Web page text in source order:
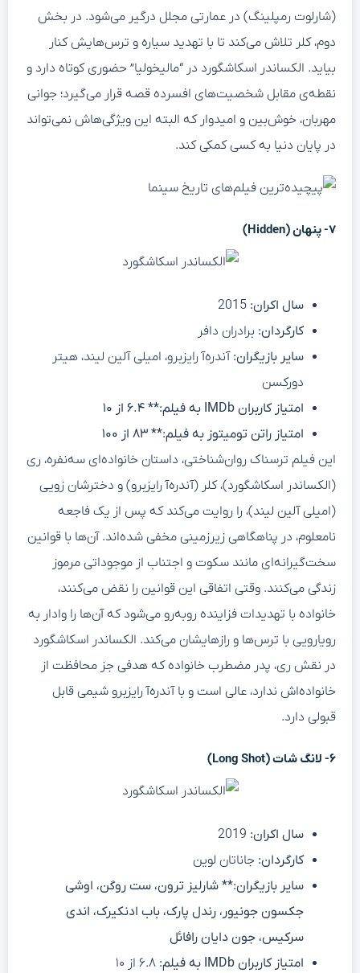
(شارلوت رمپلینگ) در عمارتی مجلل درگیر می‌شود. در بخش
دوم، کلر تلاش می‌کند تا با تهدید سیاره و ترس‌هایش کنار
بیاید. الکساندر اسکاشگورد در “مالیخولیا” حضوری کوتاه دارد و
نقطه‌ی مقابل شخصیت‌های افسرده قصه قرار می‌گیرد؛ جوانی
مهربان، خوش‌بین و امیدوار که البته این ویژگی‌هاش نمی‌تواند
در پایان دنیا به کسی کمکی کند.
۷- پنهان (Hidden)
سال اکران:
کارگردان: برادران دافر
سایر بازیگران: آندره‌آ رایزبرو، امیلی آلین لیند، هیتر
دورکسن
امتیاز کاربران IMDb به فیلم:** ۶.۴ از ۱۰
امتیاز راتن تومیتوز به فیلم:** ۸۳ از ۱۰۰
این فیلم ترسناک روان‌شناختی، داستان خانواده‌ای سه‌نفره، ری
(الکساندر اسکاشگورد)، کلر (آندره‌آ رایزبرو) و دخترشان زویی
(امیلی آلین لیند)، را روایت می‌کند که پس از یک فاجعه
نامعلوم، در پناهگاهی زیرزمینی مخفی شده‌اند. آن‌ها با قوانین
سخت‌گیرانه‌ای مانند سکوت و اجتناب از موجوداتی مرموز
زندگی می‌کنند. وقتی اتفاقی این قوانین را نقض می‌کنند،
خانواده با تهدیدات فزاینده روبه‌رو می‌شود که آن‌ها را وادار به
رویارویی با ترس‌ها و رازهایشان می‌کند. الکساندر اسکاشگورد
در نقش ری، پدر مضطرب خانواده که هدفی جز محافظت از
خانواده‌اش ندارد، عالی است و با آندره‌آ رایزبرو شیمی قابل
قبولی دارد.
۶- لانگ شات (Long Shot)
سال اکران:
کارگردان: جاناتان لوین
سایر بازیگران:** شارلیز ترون، ست روگن، اوشی
جکسون جونیور، رندل پارک، باب ادنکیرک، اندی
سرکیس، جون دایان رافائل
امتیاز کاربران IMDb به فیلم: